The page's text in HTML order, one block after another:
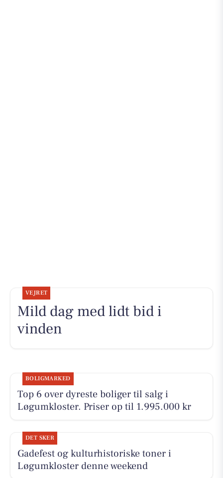
VEJRET
Mild dag med lidt bid i
vinden
BOLIGMARKED
Top 6 over dyreste boliger til salg i
Løgumkloster. Priser op til 1.995.000 kr
DET SKER
Gadefest og kulturhistoriske toner i
Løgumkloster denne weekend